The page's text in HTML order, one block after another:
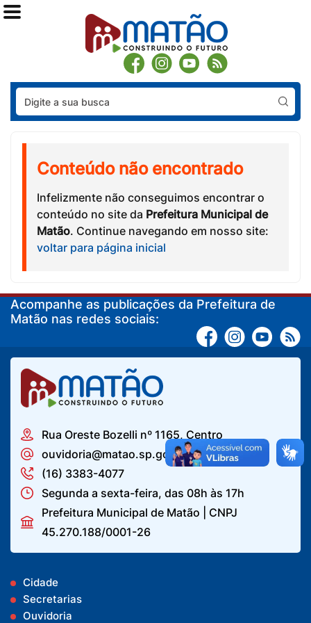
Conteúdo não encontrado
Infelizmente não conseguimos encontrar o
conteúdo no site da Prefeitura Municipal de
Matão. Continue navegando em nosso site:
voltar para página inicial
Acompanhe as publicações da Prefeitura de
Matão nas redes sociais:
Rua Oreste Bozelli nº 1165, Centro
ouvidoria@matao.sp.gov.br
(16) 3383-4077
Segunda a sexta-feira, das 08h às 17h
Prefeitura Municipal de Matão | CNPJ
45.270.188/0001-26
Cidade
Secretarias
Ouvidoria